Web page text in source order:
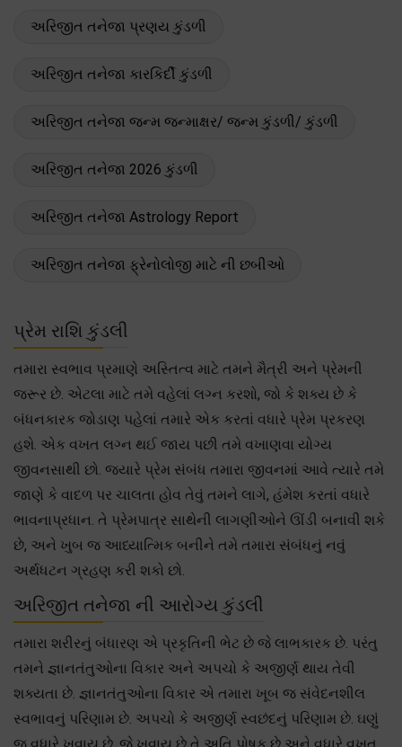
અરિજીત તનેજા પ્રણય કુંડળી
અરિજીત તનેજા કારકિર્દી કુંડળી
અરિજીત તનેજા જન્મ જન્માક્ષર/ જન્મ કુંડળી/ કુંડળી
અરિજીત તનેજા 2026 કુંડળી
અરિજીત તનેજા Astrology Report
અરિજીત તનેજા ફ્રેનોલોજી માટે ની છબીઓ
પ્રેમ રાશિ કુંડલી
તમારા સ્વભાવ પ્રમાણે અસ્તિત્વ માટે તમને મૈત્રી અને પ્રેમની
જરૂર છે. એટલા માટે તમે વહેલાં લગ્ન કરશો, જો કે શક્ય છે કે
બંધનકારક જોડાણ પહેલાં તમારે એક કરતાં વધારે પ્રેમ પ્રકરણ
હશે. એક વખત લગ્ન થઈ જાય પછી તમે વખાણવા યોગ્ય
જીવનસાથી છો. જ્યારે પ્રેમ સંબંધ તમારા જીવનમાં આવે ત્યારે તમે
જાણે કે વાદળ પર ચાલતા હોવ તેવું તમને લાગે, હંમેશ કરતાં વધારે
ભાવનાપ્રધાન. તે પ્રેમપાત્ર સાથેની લાગણીઓને ઊંડી બનાવી શકે
છે, અને ખુબ જ આધ્યાત્મિક બનીને તમે તમારા સંબંધનું નવું
અર્થધટન ગ્રહણ કરી શકો છો.
અરિજીત તનેજા ની આરોગ્ય કુંડલી
તમારા શરીરનું બંધારણ એ પ્રકૃતિની ભેટ છે જે લાભકારક છે. પરંતુ
તમને જ્ઞાનતંતુઓના વિકાર અને અપચો કે અજીર્ણ થાય તેવી
શક્યતા છે. જ્ઞાનતંતુઓના વિકાર એ તમારા ખૂબ જ સંવેદનશીલ
સ્વભાવનું પરિણામ છે. અપચો કે અજીર્ણ સ્વછંદનું પરિણામ છે. ઘણું